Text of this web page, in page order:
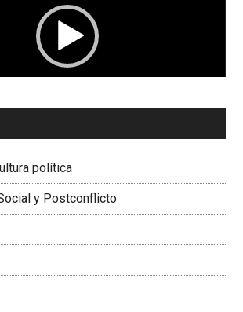
01:04
Mejía,Presidenta Corporación
política
y Postconflicto